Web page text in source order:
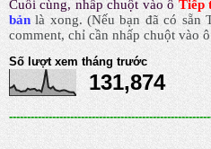
Cuối cùng, nhấp chuột vào ô Tiếp
bản là xong.(Nếu bạn đã có sẵn
comment, chỉ cần nhấp chuột vào ô
Số lượt xem tháng trước
131,874